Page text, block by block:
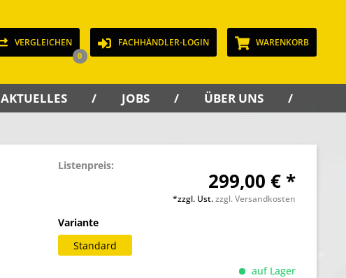
VERGLEICHEN
0
FACHHÄNDLER-LOGIN WARENKORB
AKTUELLES JOBS ÜBER UNS
Listenpreis:
299,00 € *
*zzgl. Ust.zzgl. Versandkosten
Variante
Standard
auf Lager